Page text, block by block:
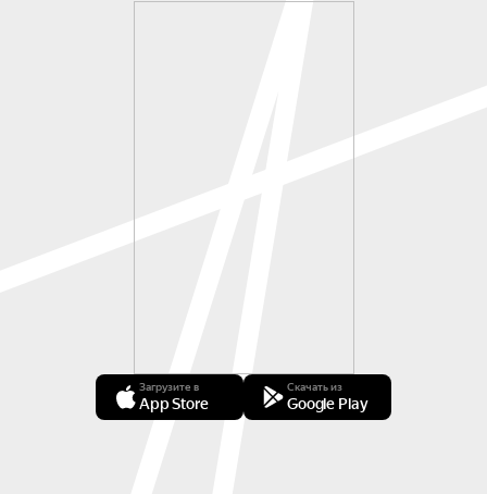
Загрузите в
App Store
Скачать из
Google Play